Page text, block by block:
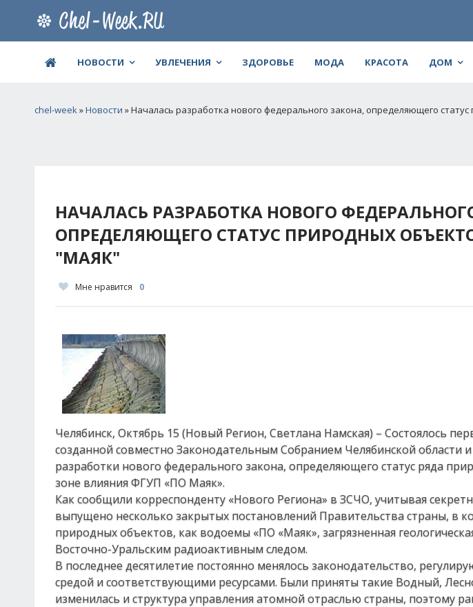
НОВОСТИ УВЛЕЧЕНИЯ ЗДОРОВЬЕ МОДА КРАСОТА ДОМ
chel-week»Новости » Началась разработка нового федерального закона, определяющего
НАЧАЛАСЬ РАЗРАБОТКА НОВОГО
ОПРЕДЕЛЯЮЩЕГО СТАТУС ПРИРОДНЫХ
"МАЯК"
Мне нравится 0
Челябинск, Октябрь 15 (Новый Регион, Светлана Намская) – Состоялось
созданной совместно Законодательным Собранием Челябинской области
разработки нового федерального закона, определяющего статус ряда
зоне влияния ФГУП «ПО Маяк».
Как сообщили корреспонденту «Нового Региона» в ЗСЧО, учитывая
выпущено несколько закрытых постановлений Правительства страны, в
природных объектов, как водоемы «ПО «Маяк», загрязненная
Восточно-Уральским радиоактивным следом.
В последнее десятилетие постоянно менялось законодательство,
средой и соответствующими ресурсами. Были приняты такие Водный,
изменилась и структура управления атомной отраслью страны, поэтому